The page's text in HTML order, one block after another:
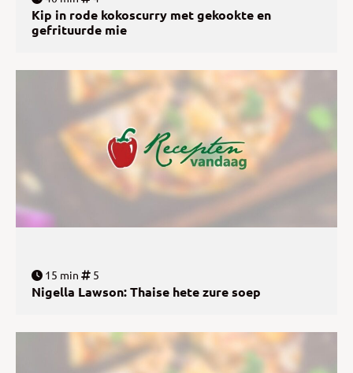
Kip in rode kokoscurry met gekookte en
gefrituurde mie
15 min 5
Nigella Lawson: Thaise hete zure soep